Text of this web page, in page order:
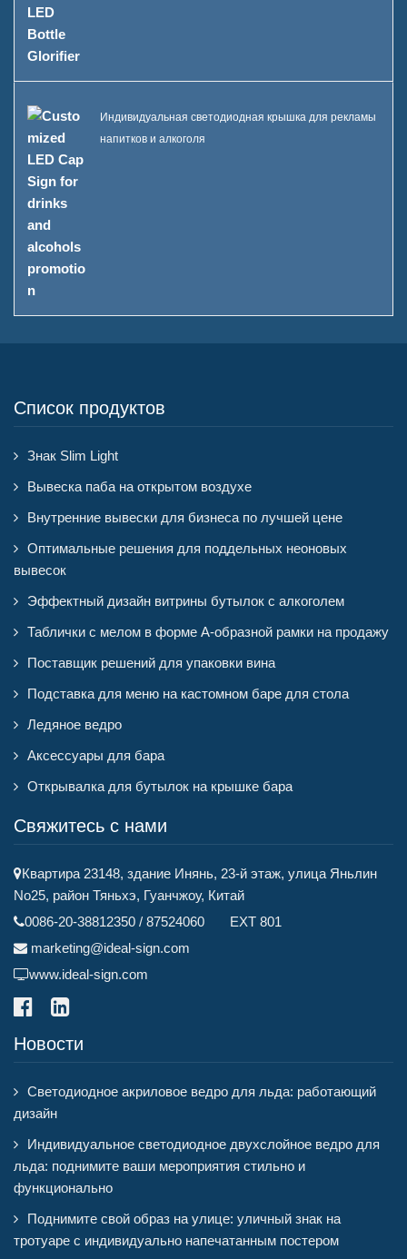
Индивидуальная светодиодная крышка для рекламы
напитков и алкоголя
Список продуктов
Знак Slim Light
Вывеска паба на открытом воздухе
Внутренние вывески для бизнеса по лучшей цене
Оптимальные решения для поддельных неоновых
вывесок
Эффектный дизайн витрины бутылок с алкоголем
Таблички с мелом в форме А-образной рамки на продажу
Поставщик решений для упаковки вина
Подставка для меню на кастомном баре для стола
Ледяное ведро
Аксессуары для бара
Открывалка для бутылок на крышке бара
Свяжитесь с нами
Квартира 23148, здание Инянь, 23-й этаж, улица Яньлин
No25, район Тяньхэ, Гуанчжоу, Китай
0086-20-38812350 / 87524060 EXT 801
marketing@ideal-sign.com
www.ideal-sign.com
Новости
Светодиодное акриловое ведро для льда: работающий
дизайн
Индивидуальное светодиодное двухслойное ведро для
льда: поднимите ваши мероприятия стильно и
функционально
Поднимите свой образ на улице: уличный знак на
тротуаре с индивидуально напечатанным постером